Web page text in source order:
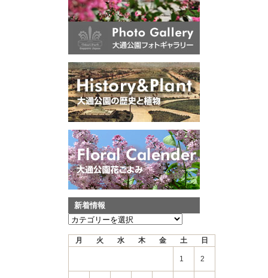
新着情報
新
月 火 水 木 金 土 日
1 2